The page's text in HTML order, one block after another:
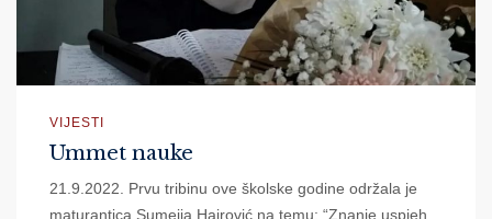
VIJESTI
Ummet nauke
21.9.2022. Prvu tribinu ove školske godine održala je
maturantica Sumejja Hajrović na temu: “Znanje uspjeh